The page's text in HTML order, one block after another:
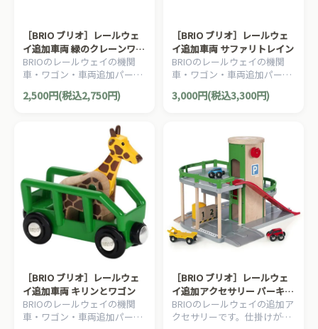
［BRIO ブリオ］レールウェ
イ追加車両 緑のクレーンワゴ
ン
BRIOのレールウェイの機関
車・ワゴン・車両追加パーツ
セットです。4ピース。
2,500円(税込2,750円)
［BRIO ブリオ］レールウェ
イ追加車両 サファリトレイン
BRIOのレールウェイの機関
車・ワゴン・車両追加パーツ
ぶサファリ列車です。3ピー
3,000円(税込3,300円)
［BRIO ブリオ］レールウェ
イ追加車両 キリンとワゴン
BRIOのレールウェイの機関
車・ワゴン・車両追加パーツ
［BRIO ブリオ］レールウェ
イ追加アクセサリー パーキン
グガレージ
BRIOのレールウェイの追加ア
クセサリーです。仕掛けがい